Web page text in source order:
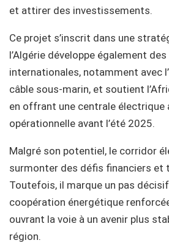
et attirer des investissements.
Ce projet s’inscrit dans une
l’Algérie développe également
internationales, notamment avec
câble sous-marin, et soutient
en offrant une centrale électrique
opérationnelle avant l’été 2025.
Malgré son potentiel, le corridor
surmonter des défis financiers et
Toutefois, il marque un pas
coopération énergétique
ouvrant la voie à un avenir plus
région.